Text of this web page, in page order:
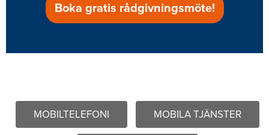
Boka gratis rådgivningsmöte!
MOBILTELEFONI MOBILA TJÄNSTER